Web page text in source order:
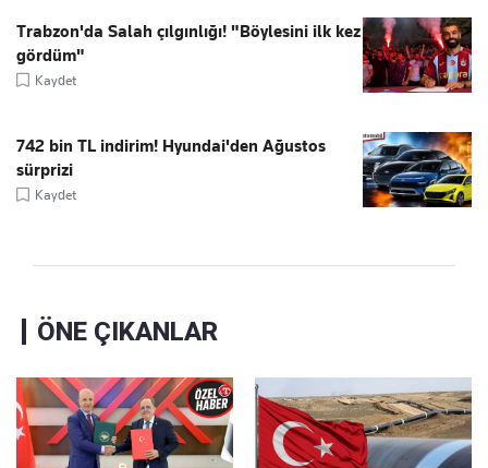
Trabzon'da Salah çılgınlığı! "Böylesini ilk kez
gördüm"
Kaydet
742 bin TL indirim! Hyundai'den Ağustos
sürprizi
Kaydet
ÖNE ÇIKANLAR